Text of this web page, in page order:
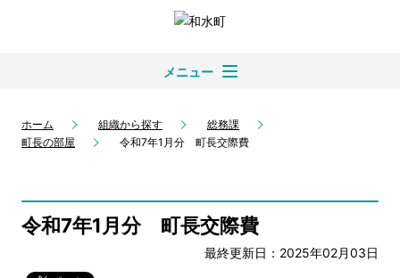
メニュー
ホーム 組織から探す
総務課
町長の部屋
令和7年1月分 町長交際費
令和7年1月分 町長交際費
最終更新日：2025年02月03日